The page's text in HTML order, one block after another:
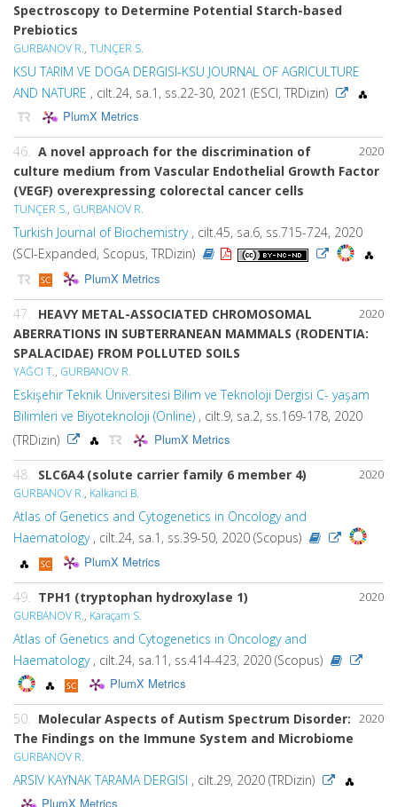
Spectroscopy to Determine Potential Starch-based
Prebiotics
GURBANOV R., TUNÇER S.
KSU TARIM VE DOGA DERGISI-KSU JOURNAL OF AGRICULTURE
AND NATURE , cilt.24, sa.1, ss.22-30, 2021 (ESCI, TRDizin)
PlumX Metrics
2020
46.
A novel approach for the discrimination of
culture medium from Vascular Endothelial Growth Factor
(VEGF) overexpressing colorectal cancer cells
TUNÇER S., GURBANOV R.
Turkish Journal of Biochemistry, cilt.45, sa.6, ss.715-724, 2020
(SCI-Expanded, Scopus, TRDizin)
PlumX Metrics
2020
47.
HEAVY METAL-ASSOCIATED CHROMOSOMAL
ABERRATIONS IN SUBTERRANEAN MAMMALS (RODENTIA:
SPALACIDAE) FROM POLLUTED SOILS
YAĞCI T., GURBANOV R.
Eskişehir Teknik Üniversitesi Bilim ve Teknoloji Dergisi C- yaşam
Bilimleri ve Biyoteknoloji (Online) , cilt.9, sa.2, ss.169-178, 2020
(TRDizin)
PlumX Metrics
2020
48. SLC6A4 (solute carrier family 6 member 4)
GURBANOV R., Kalkanci B.
Atlas of Genetics and Cytogenetics in Oncology and
Haematology, cilt.24, sa.1, ss.39-50, 2020 (Scopus)
PlumX Metrics
2020
49. TPH1 (tryptophan hydroxylase 1)
GURBANOV R., Karaçam S.
Atlas of Genetics and Cytogenetics in Oncology and
Haematology, cilt.24, sa.11, ss.414-423, 2020 (Scopus)
PlumX Metrics
2020
50. Molecular Aspects of Autism Spectrum Disorder:
The Findings on the Immune System and Microbiome
GURBANOV R.
ARSIV KAYNAK TARAMA DERGISI , cilt.29, 2020 (TRDizin)
PlumX Metrics